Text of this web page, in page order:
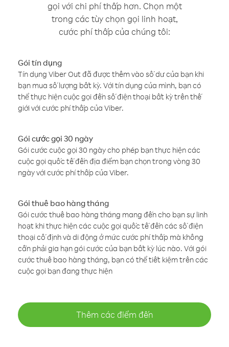
gọi với chi phí thấp hơn. Chọn một
trong các tùy chọn gọi linh hoạt,
cước phí thấp của chúng tôi:
Gói tín dụng
Tín dụng Viber Out đã được thêm vào số dư của bạn khi
bạn mua số lượng bất kỳ. Với tín dụng của mình, bạn có
thể thực hiện cuộc gọi đến số điện thoại bất kỳ trên thế
giới với cước phí thấp của Viber.
Gói cước gọi 30 ngày
Gói cước cuộc gọi 30 ngày cho phép bạn thực hiện các
cuộc gọi quốc tế đến địa điểm bạn chọn trong vòng 30
ngày với cước phí thấp của Viber.
Gói thuê bao hàng tháng
Gói cước thuê bao hàng tháng mang đến cho bạn sự linh
hoạt khi thực hiện các cuộc gọi quốc tế đến các số điện
thoại cố định và di động ở mức cước phí thấp mà không
cần phải gia hạn gói cước của bạn bất kỳ lúc nào. Với gói
cước thuê bao hàng tháng, bạn có thể tiết kiệm trên các
cuộc gọi bạn đang thực hiện
Thêm các điểm đến